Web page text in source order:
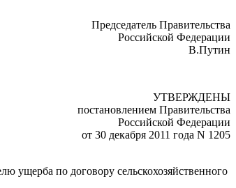
Председатель Правительства
Российской Федерации
В.Путин
УТВЕРЖДЕНЫ
постановлением Правительства
Российской Федерации
от 30 декабря 2011 года N 1205
ущерба по договору сельскохозяйственного